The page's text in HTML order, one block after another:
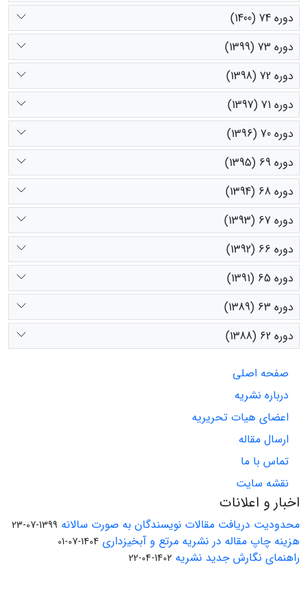
دوره 74 (1400)
دوره 73 (1399)
دوره 72 (1398)
دوره 71 (1397)
دوره 70 (1396)
دوره 69 (1395)
دوره 68 (1394)
دوره 67 (1393)
دوره 66 (1392)
دوره 65 (1391)
دوره 63 (1389)
دوره 62 (1388)
صفحه اصلی
درباره نشریه
اعضای هیات تحریریه
ارسال مقاله
تماس با ما
نقشه سایت
اخبار و اعلانات
محدودیت دریافت مقالات نویسندگان به صورت سالانه 1399-07-23
هزینه چاپ مقاله در نشریه مرتع و آبخیزداری 1404-07-01
راهنمای نگارش جدید نشریه 1402-04-22